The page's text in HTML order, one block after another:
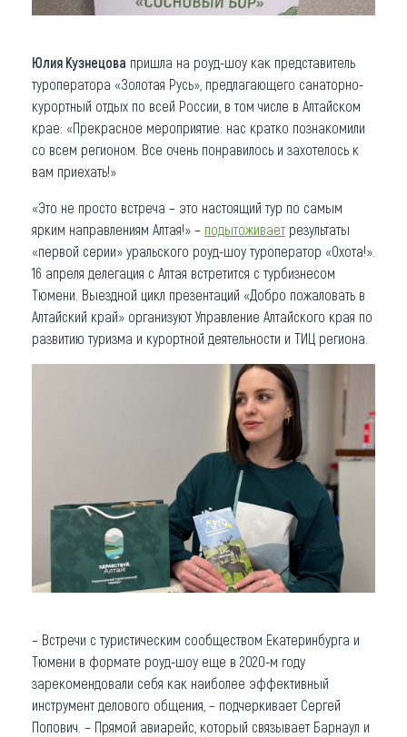
Юлия Кузнецова пришла на роуд-шоу как представитель
туроператора «Золотая Русь», предлагающего санаторно-
курортный отдых по всей России, в том числе в Алтайском
крае: «Прекрасное мероприятие: нас кратко познакомили
со всем регионом. Все очень понравилось и захотелось к
вам приехать!»
«Это не просто встреча – это настоящий тур по самым
ярким направлениям Алтая!» – подытоживает результаты
«первой серии» уральского роуд-шоу туроператор «Охота!».
16 апреля делегация с Алтая встретится с турбизнесом
Тюмени. Выездной цикл презентаций «Добро пожаловать в
Алтайский край» организуют Управление Алтайского края по
развитию туризма и курортной деятельности и ТИЦ региона.
– Встречи с туристическим сообществом Екатеринбурга и
Тюмени в формате роуд-шоу еще в 2020-м году
зарекомендовали себя как наиболее эффективный
инструмент делового общения, – подчеркивает Сергей
Попович. – Прямой авиарейс, который связывает Барнаул и